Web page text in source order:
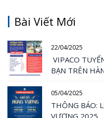
Bài Viết Mới
22/04/2025
VIPACO
BẠN TRÊN
05/04/2025
THÔNG BÁO: